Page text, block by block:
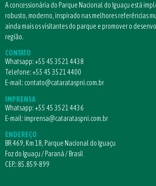
A concessionária do Parque Nacional do Iguaçu está
robusto, moderno, inspirado nas melhores referências
ainda mais os visitantes do parque e promover o
região.
CONTATO
Whatsapp:+55 45 3521 4438
Telefone:+55 45 3521 4400
E-mail: contato@catarataspni.com.br
IMPRENSA
Whatsapp:+55 45 3521 4436
E-mail: imprensa@catarataspni.com.br
ENDEREÇO
BR 469, Km 18, Parque Nacional do Iguaçu
Foz do Iguaçu / Paraná / Brasil
CEP.: 85.859-899